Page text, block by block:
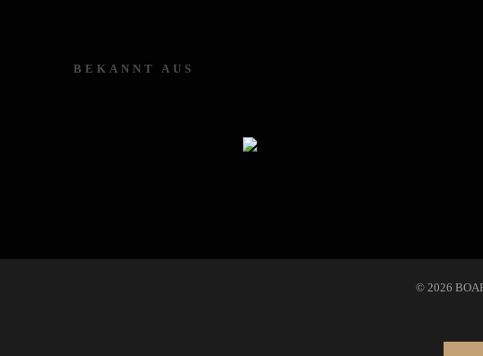
BEKANNT AUS
© 2026